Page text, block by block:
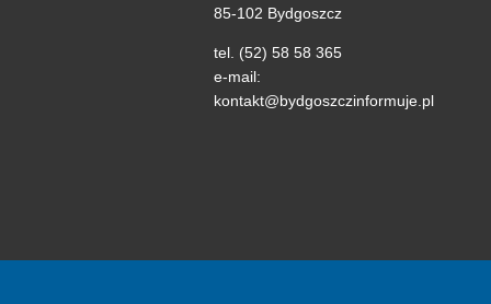
85-102 Bydgoszcz
tel. (52) 58 58 365
e-mail:
kontakt@bydgoszczinformuje.pl